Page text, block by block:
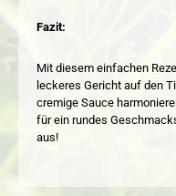
Fazit:
Mit diesem einfachen
leckeres Gericht auf den
cremige Sauce
für ein rundes
aus!